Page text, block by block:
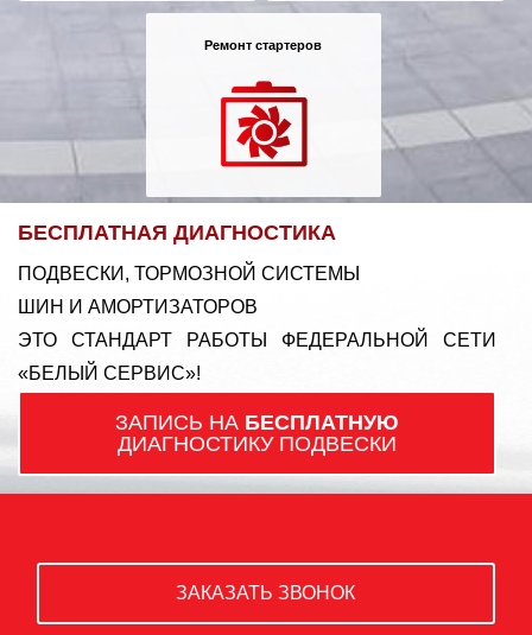
Ремонт стартеров
БЕСПЛАТНАЯ ДИАГНОСТИКА
ПОДВЕСКИ, ТОРМОЗНОЙ СИСТЕМЫ
ШИН И АМОРТИЗАТОРОВ
ЭТО СТАНДАРТ РАБОТЫ ФЕДЕРАЛЬНОЙ СЕТИ
«БЕЛЫЙ СЕРВИС»!
ЗАПИСЬ НА БЕСПЛАТНУЮ
ДИАГНОСТИКУ ПОДВЕСКИ
ЗАКАЗАТЬ ЗВОНОК